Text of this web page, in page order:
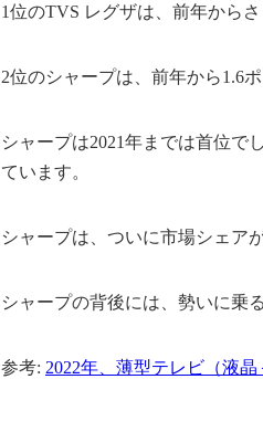
1位のTVS レグザは、前年から
2位のシャープは、前年から1.6
シャープは2021年までは首位で
ています。
シャープは、ついに市場シェア
シャープの背後には、勢いに乗
参考: 2022年、薄型テレビ（液